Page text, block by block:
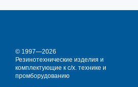
© 1997—2026
Резинотехнические изделия и
комплектующие к с/х. технике и
промборудованию